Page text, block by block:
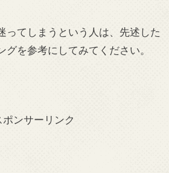
ってしまうという人は、先述した
を参考にしてみてください。
ポンサーリンク